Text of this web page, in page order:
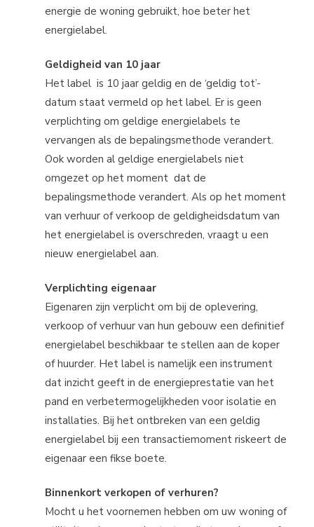
energie de woning gebruikt, hoe beter het
energielabel.
Geldigheid van 10 jaar
Het label is 10 jaar geldig en de ‘geldig tot’-
datum staat vermeld op het label. Er is geen
verplichting om geldige energielabels te
vervangen als de bepalingsmethode verandert.
Ook worden al geldige energielabels niet
omgezet op het moment dat de
bepalingsmethode verandert. Als op het moment
van verhuur of verkoop de geldigheidsdatum van
het energielabel is overschreden, vraagt u een
nieuw energielabel aan.
Verplichting eigenaar
Eigenaren zijn verplicht om bij de oplevering,
verkoop of verhuur van hun gebouw een definitief
energielabel beschikbaar te stellen aan de koper
of huurder. Het label is namelijk een instrument
dat inzicht geeft in de energieprestatie van het
pand en verbetermogelijkheden voor isolatie en
installaties. Bij het ontbreken van een geldig
energielabel bij een transactiemoment riskeert de
eigenaar een fikse boete.
Binnenkort verkopen of verhuren?
Mocht u het voornemen hebben om uw woning of